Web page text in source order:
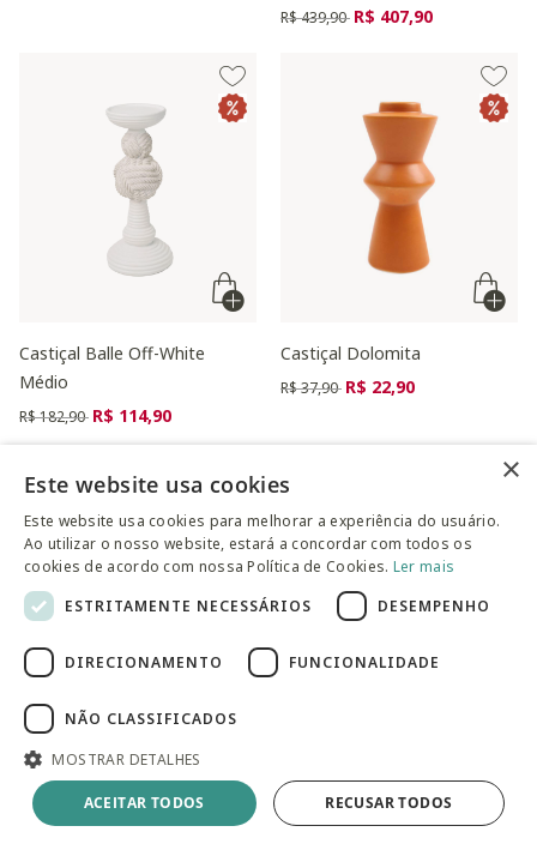
Preço reduzido de
R$ 439,90 para
R$ 407,90
Castiçal Balle Off-White
Médio
Preço reduzido de
R$ 182,90 para
R$ 114,90
Castiçal Dolomita
Preço reduzido de
R$ 37,90 para
R$ 22,90
Centro de Mesa em Mármore
Coloré Branco
Preço reduzido de
R$ 519,90 para
R$ 417,90
Preço reduzido de
R$ 197,90para
R$ 139,90
×
Este website usa cookies
Este website usa cookies para melhorar a experiência do usuário.
Ao utilizar o nosso website, estará a concordar com todos os
cookies de acordo com nossa Política de Cookies. Ler mais
ESTRITAMENTE NECESSÁRIOS
DESEMPENHO
DIRECIONAMENTO FUNCIONALIDADE
NÃO CLASSIFICADOS
MOSTRAR DETALHES
ACEITAR TODOS RECUSAR TODOS